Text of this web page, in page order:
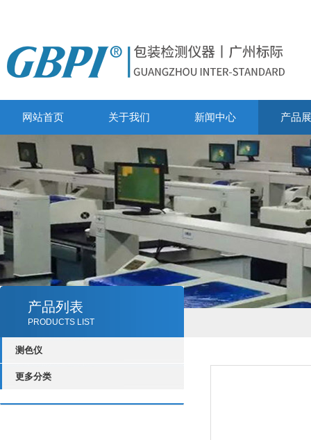
网站首页 关于我们 新闻中心 产品
产品列表
PRODUCTS LIST
测色仪
更多分类